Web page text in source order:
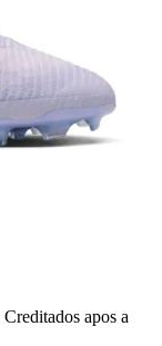
Creditados apos a